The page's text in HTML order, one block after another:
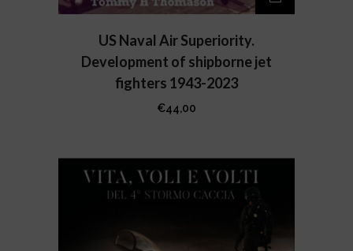
US Naval Air Superiority.
Development of shipborne jet
fighters 1943-2023
€44,00